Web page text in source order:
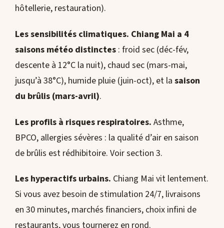
hôtellerie, restauration).
Les sensibilités climatiques. Chiang Mai a 4
saisons météo distinctes : froid sec (déc-fév,
descente à 12°C la nuit), chaud sec (mars-mai,
jusqu’à 38°C), humide pluie (juin-oct), et la saison
du brûlis (mars-avril).
Les profils à risques respiratoires. Asthme,
BPCO, allergies sévères : la qualité d’air en saison
de brûlis est rédhibitoire. Voir section 3.
Les hyperactifs urbains. Chiang Mai vit lentement.
Si vous avez besoin de stimulation 24/7, livraisons
en 30 minutes, marchés financiers, choix infini de
restaurants, vous tournerez en rond.